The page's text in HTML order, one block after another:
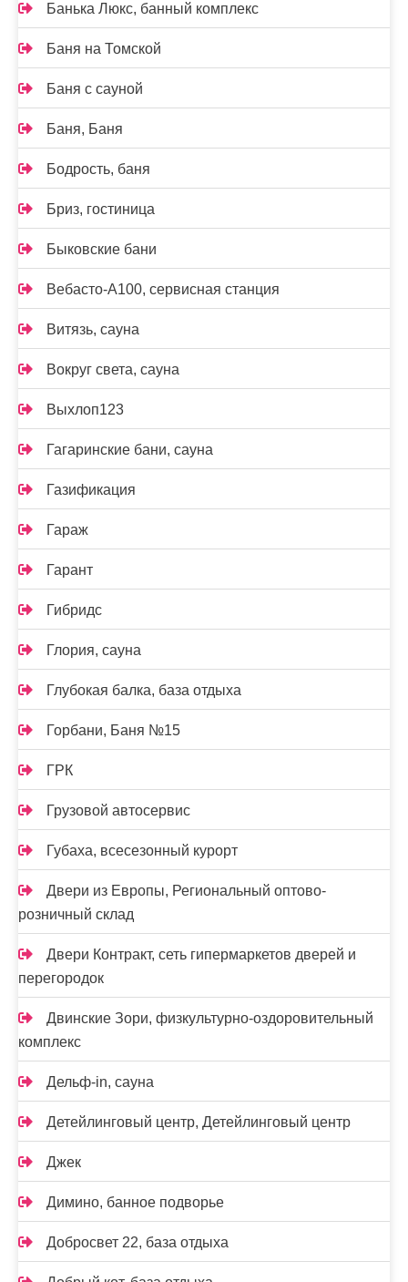
Банька Люкс, банный комплекс
Баня на Томской
Баня с сауной
Баня, Баня
Бодрость, баня
Бриз, гостиница
Быковские бани
Вебасто-А100, сервисная станция
Витязь, сауна
Вокруг света, сауна
Выхлоп123
Гагаринские бани, сауна
Газификация
Гараж
Гарант
Гибридс
Глория, сауна
Глубокая балка, база отдыха
Горбани, Баня №15
ГРК
Грузовой автосервис
Губаха, всесезонный курорт
Двери из Европы, Региональный оптово-
розничный склад
Двери Контракт, сеть гипермаркетов дверей и
перегородок
Двинские Зори, физкультурно-оздоровительный
комплекс
Дельф-in, сауна
Детейлинговый центр, Детейлинговый центр
Джек
Димино, банное подворье
Добросвет 22, база отдыха